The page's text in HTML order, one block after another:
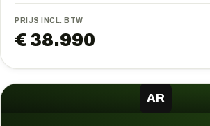
PRIJS INCL. BTW
€ 38.990
AR